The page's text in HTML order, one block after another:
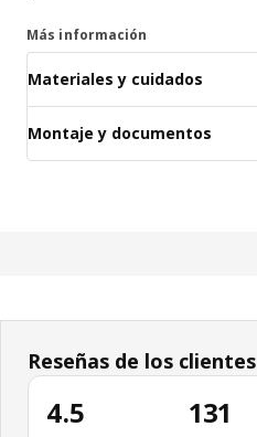
Más información
Materiales y cuidados
Montaje y documentos
Reseñas de los clientes
4.5 131